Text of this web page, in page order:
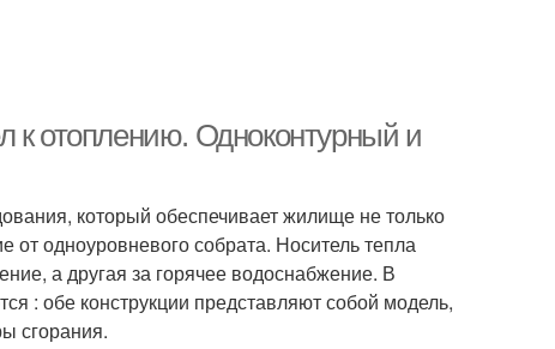
к отоплению. Одноконтурный и
который обеспечивает жилище не только
от одноуровневого собрата. Носитель тепла
а другая за горячее водоснабжение. В
: обе конструкции представляют собой модель,
сгорания.